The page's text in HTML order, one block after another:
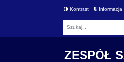
Kontrast Informacja
ZESPÓŁ